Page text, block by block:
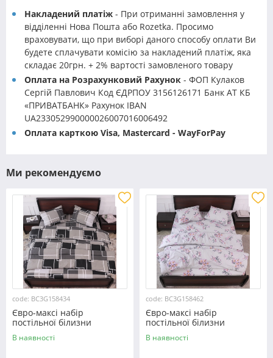
Накладений платіж - При отриманні замовлення у
відділенні Нова Пошта або Rozetka. Просимо
враховувати, що при виборі даного способу оплати Ви
будете сплачувати комісію за накладений платіж, яка
складає 20грн. + 2% вартості замовленого товару
Оплата на Розрахунковий Рахунок - ФОП Кулаков
Сергій Павлович Код ЄДРПОУ 3156126171 Банк АТ КБ
«ПРИВАТБАНК» Рахунок IBAN
UA233052990000026007016006492
Оплата карткою Visa, Mastercard - WayForPay
Ми рекомендуємо
code: BC3G158434
Євро-максі набір
постільної білизни
200*220 із Бязі "Gold"
№158434 Черешенка™
В наявності
code: BC3G158462
Євро-максі набір
постільної білизни
200*220 із Бязі "Gold"
№158462 Черешенька™
В наявності